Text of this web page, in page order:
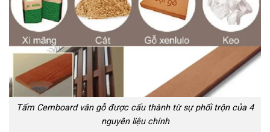
Tấm Cemboard vân gỗ được cấu thành từ sự phối trộn của 4
nguyên liệu chính